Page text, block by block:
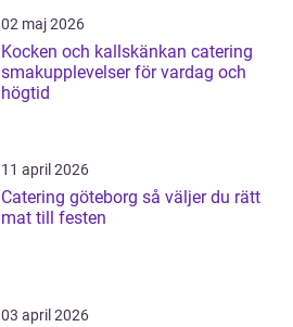
02 maj 2026
Kocken och kallskänkan catering
smakupplevelser för vardag och
högtid
11 april 2026
Catering göteborg så väljer du rätt
mat till festen
03 april 2026